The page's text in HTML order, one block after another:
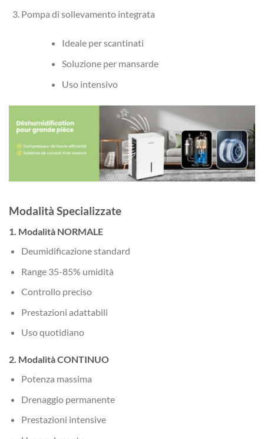
Pompa di sollevamento integrata
Ideale per scantinati
Soluzione per mansarde
Uso intensivo
Modalità Specializzate
1. Modalità NORMALE
Deumidificazione standard
Range 35-85% umidità
Controllo preciso
Prestazioni adattabili
Uso quotidiano
2. Modalità CONTINUO
Potenza massima
Drenaggio permanente
Prestazioni intensive